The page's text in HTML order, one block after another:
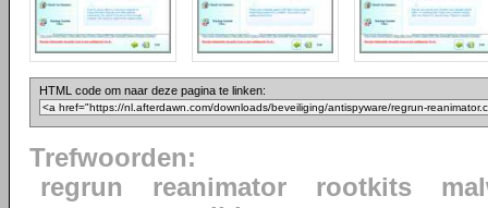
HTML code om naar deze pagina te linken:
Trefwoorden:
regrun
reanimator rootkits